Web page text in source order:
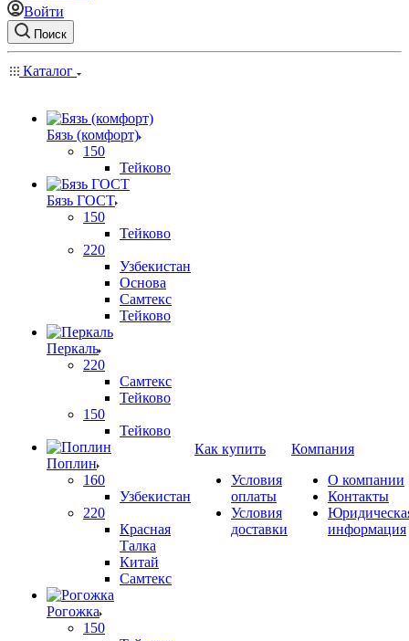
Войти
Поиск
Каталог
Бязь (комфорт)
150
Тейково
Бязь ГОСТ
150
Тейково
220
Узбекистан
Основа
Самтекс
Тейково
Перкаль
220
Самтекс
Тейково
150
Тейково
Поплин
160
Узбекистан
220
Красная
Талка
Китай
Самтекс
Рогожка
150
Как купить
Условия
оплаты
Условия
доставки
Компания
О компании
Контакты
информация